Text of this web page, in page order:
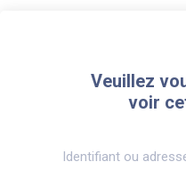
Veuillez
voir